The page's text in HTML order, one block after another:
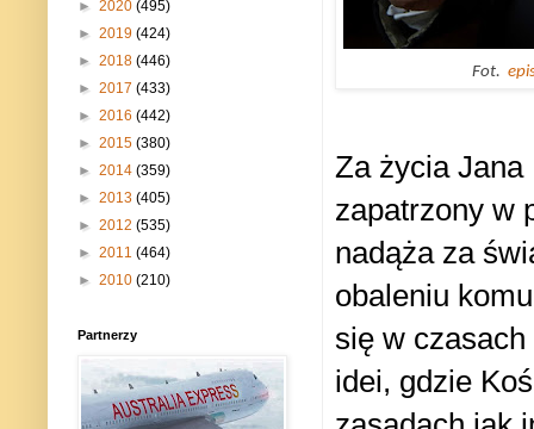
Fot.
Za życia Jana
zapatrzony w
nadąża za
obaleniu
się w
idei, gdzie
► 2020 (495)
► 2019 (424)
► 2018 (446)
► 2017 (433)
► 2016 (442)
► 2015 (380)
► 2014 (359)
► 2013 (405)
► 2012 (535)
► 2011 (464)
► 2010 (210)
Partnerzy